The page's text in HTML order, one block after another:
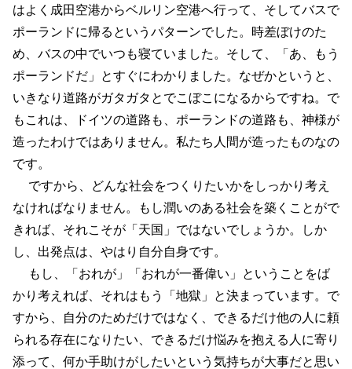
はよく成田空港からベルリン空港へ行って、そしてバスで
ポーランドに帰るというパターンでした。時差ぼけのた
め、バスの中でいつも寝ていました。そして、「あ、もう
ポーランドだ」とすぐにわかりました。なぜかというと、
いきなり道路がガタガタとでこぼこになるからですね。で
もこれは、ドイツの道路も、ポーランドの道路も、神様が
造ったわけではありません。私たち人間が造ったものなの
です。
ですから、どんな社会をつくりたいかをしっかり考え
なければなりません。もし潤いのある社会を築くことがで
きれば、それこそが「天国」ではないでしょうか。しか
し、出発点は、やはり自分自身です。
もし、「おれが」「おれが一番偉い」ということをば
かり考えれば、それはもう「地獄」と決まっています。で
すから、自分のためだけではなく、できるだけ他の人に頼
られる存在になりたい、できるだけ悩みを抱える人に寄り
添って、何か手助けがしたいという気持ちが大事だと思い